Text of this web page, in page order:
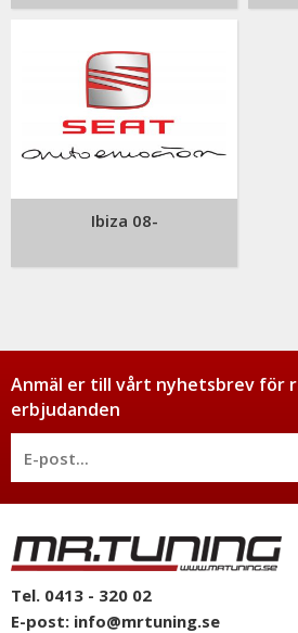
Ibiza 08-
Anmäl er till vårt nyhetsbrev för
erbjudanden
Tel. 0413 - 320 02
E-post: info@mrtuning.se